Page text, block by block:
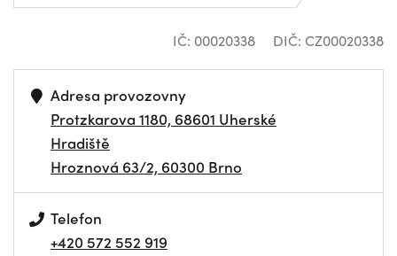
IČ: 00020338 DIČ: CZ00020338
Adresa provozovny
Protzkarova 1180, 68601 Uherské
Hradiště
Hroznová 63/2, 60300 Brno
Telefon
+420 572 552 919